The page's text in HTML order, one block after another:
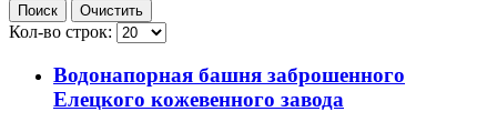
Поиск Очистить
Кол-во строк:
Водонапорная башня заброшенного
Елецкого кожевенного завода